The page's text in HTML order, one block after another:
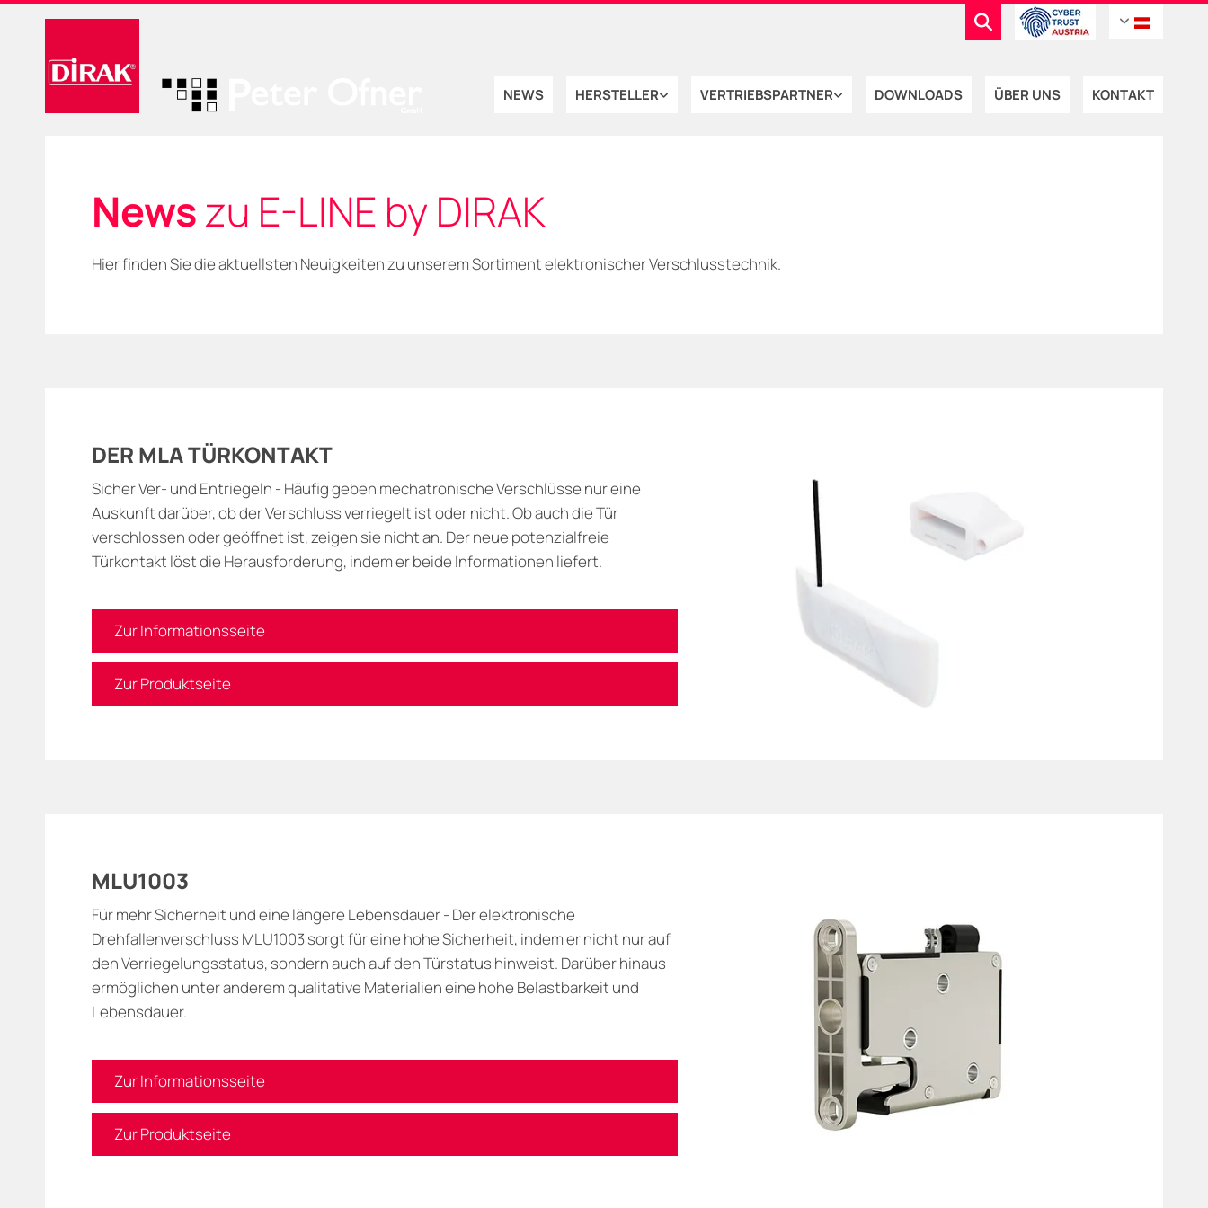
NEWS HERSTELLER VERTRIEBSPARTNER DOWNLOADS ÜBER UNS KONTAKT
Newszu E-LINE by DIRAK
Hier finden Sie die aktuellsten Neuigkeiten zu unserem Sortiment elektronischer Verschlusstechnik.
DER MLA TÜRKONTAKT
Sicher Ver- und Entriegeln - Häufig geben mechatronische Verschlüsse nur eine
Auskunft darüber, ob der Verschluss verriegelt ist oder nicht. Ob auch die Tür
verschlossen oder geöffnet ist, zeigen sie nicht an. Der neue potenzialfreie
Türkontakt löst die Herausforderung, indem er beide Informationen liefert.
Zur Informationsseite
Zur Produktseite
MLU1003
Für mehr Sicherheit und eine längere Lebensdauer - Der elektronische
Drehfallenverschluss MLU1003 sorgt für eine hohe Sicherheit, indem er nicht nur auf
den Verriegelungsstatus, sondern auch auf den Türstatus hinweist. Darüber hinaus
ermöglichen unter anderem qualitative Materialien eine hohe Belastbarkeit und
Lebensdauer.
Zur Informationsseite
Zur Produktseite